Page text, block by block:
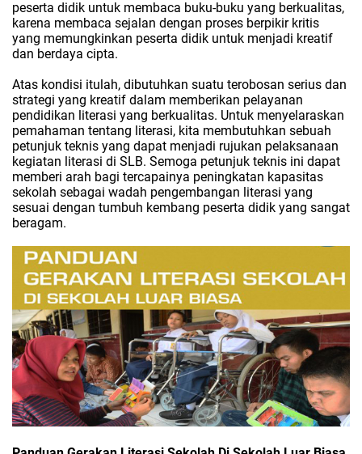
peserta didik untuk membaca buku-buku yang berkualitas,
karena membaca sejalan dengan proses berpikir kritis
yang memungkinkan peserta didik untuk menjadi kreatif
dan berdaya cipta.
Atas kondisi itulah, dibutuhkan suatu terobosan serius dan
strategi yang kreatif dalam memberikan pelayanan
pendidikan literasi yang berkualitas. Untuk menyelaraskan
pemahaman tentang literasi, kita membutuhkan sebuah
petunjuk teknis yang dapat menjadi rujukan pelaksanaan
kegiatan literasi di SLB. Semoga petunjuk teknis ini dapat
memberi arah bagi tercapainya peningkatan kapasitas
sekolah sebagai wadah pengembangan literasi yang
sesuai dengan tumbuh kembang peserta didik yang sangat
beragam.